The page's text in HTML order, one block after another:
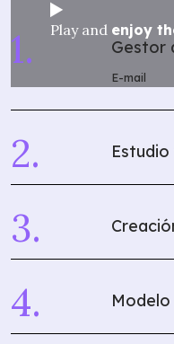
Play and enjoy
Gestor
E-mail
Estudio